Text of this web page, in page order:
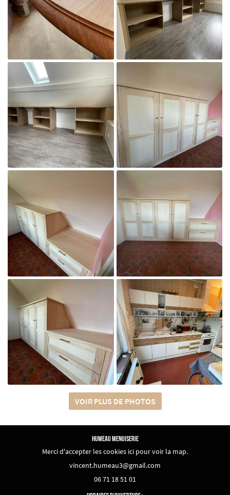
Agrandir la photo
Agrandir la photo

Agrandir la photo
Agrandir la photo

VOIR PLUS DE PHOTOS
HUMEAU MENUISERIE
Merci d'accepter les cookies ici pour voir la map.
06 71 18 51 01